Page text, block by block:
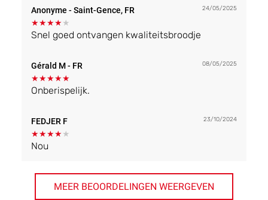
Anonyme - Saint-Gence, FR 24/05/2025
★★★★★
Snel goed ontvangen kwaliteitsbroodje
Gérald M- FR 08/05/2025
★★★★★
Onberispelijk.
FEDJER F 23/10/2024
★★★★★
Nou
MEER BEOORDELINGEN WEERGEVEN